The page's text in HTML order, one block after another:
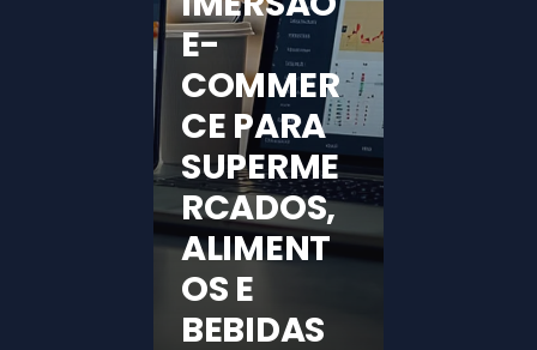
E-
COMMER
CE PARA
SUPERME
RCADOS,
ALIMENT
OS E
BEBIDAS